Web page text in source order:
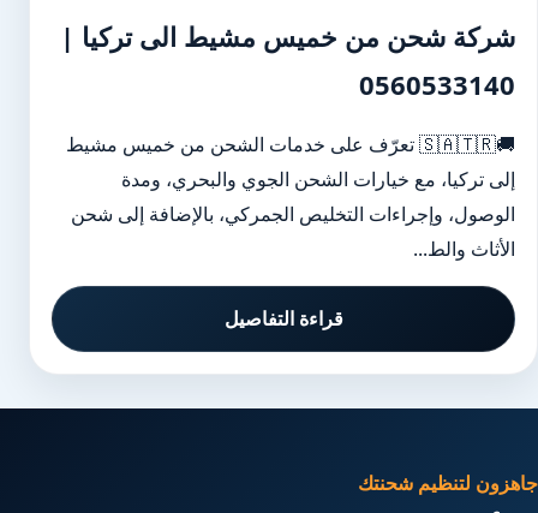
شركة شحن من خميس مشيط الى تركيا |
0560533140
🚚🇸🇦🇹🇷 تعرّف على خدمات الشحن من خميس مشيط
إلى تركيا، مع خيارات الشحن الجوي والبحري، ومدة
الوصول، وإجراءات التخليص الجمركي، بالإضافة إلى شحن
الأثاث والط...
قراءة التفاصيل
جاهزون لتنظيم شحنتك